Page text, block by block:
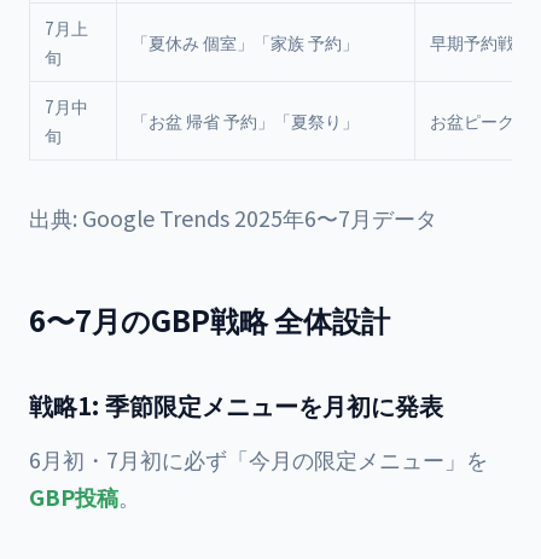
7月上
旬
「夏休み 個室」「家族 予約」 早期予約戦
7月中
旬
「お盆 帰省 予約」「夏祭り」 お盆ピーク準
出典: Google Trends 2025年6〜7月データ
6〜7月のGBP戦略 全体設計
戦略1: 季節限定メニューを月初に発表
6月初・7月初に必ず「今月の限定メニュー」を
GBP投稿。